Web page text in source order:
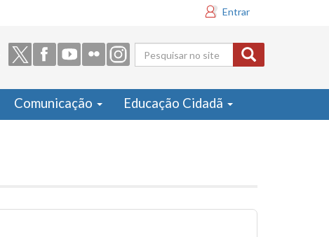
Entrar
Formulário
de busca
Comunicação Educação Cidadã